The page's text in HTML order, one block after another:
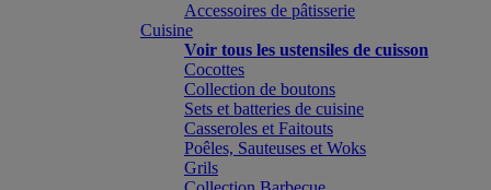
Accessoires de pâtisserie
Cuisine
Voir tous les ustensiles de cuisson
Cocottes
Collection de boutons
Sets et batteries de cuisine
Casseroles et Faitouts
Poêles, Sauteuses et Woks
Grils